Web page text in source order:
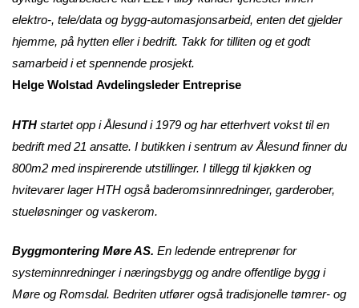
elektro-, tele/data og bygg-automasjonsarbeid, enten det gjelder
hjemme, på hytten eller i bedrift. Takk for tilliten og et godt
samarbeid i et spennende prosjekt.
Helge Wolstad Avdelingsleder Entreprise
HTH startet opp i Ålesundi 1979 og har etterhvert vokst til en
bedrift med 21 ansatte. I butikken i sentrum av Ålesund finner du
800m2 med inspirerende utstillinger. I tillegg til kjøkken og
hvitevarer lager HTH også baderomsinnredninger, garderober,
stueløsninger og vaskerom.
Byggmontering Møre AS. En ledende entreprenør for
systeminnredninger i næringsbygg og andre offentlige bygg i
Møre og Romsdal. Bedriten utfører også tradisjonelle tømrer- og